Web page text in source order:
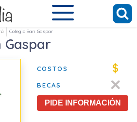
Colegio San Gaspar
Gaspar
COSTOS $
BECAS
PIDE INFORMACIÓN